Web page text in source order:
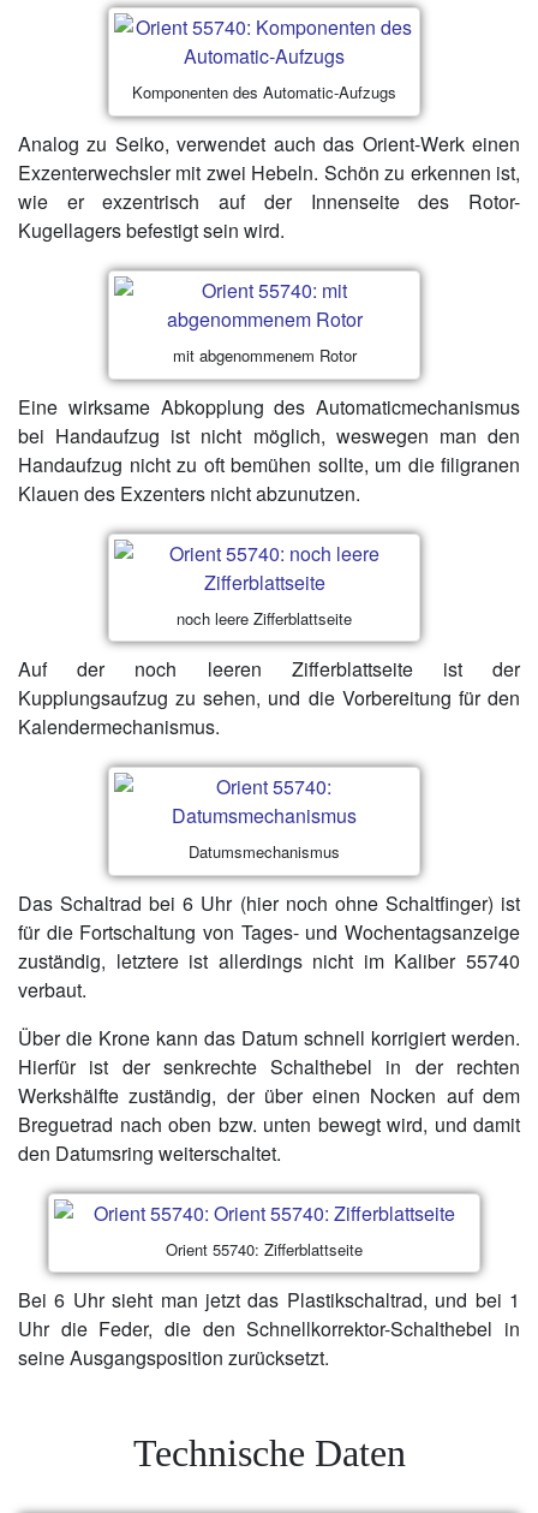
Komponenten des Automatic-Aufzugs
Analog zu Seiko, verwendet auch das Orient-Werk einen
Exzenterwechsler mit zwei Hebeln. Schön zu erkennen ist,
wie er exzentrisch auf der Innenseite des Rotor-
Kugellagers befestigt sein wird.
mit abgenommenem Rotor
Eine wirksame Abkopplung des Automaticmechanismus
bei Handaufzug ist nicht möglich, weswegen man den
Handaufzug nicht zu oft bemühen sollte, um die filigranen
Klauen des Exzenters nicht abzunutzen.
noch leere Zifferblattseite
Auf der noch leeren Zifferblattseite ist der
Kupplungsaufzug zu sehen, und die Vorbereitung für den
Kalendermechanismus.
Datumsmechanismus
Das Schaltrad bei 6 Uhr (hier noch ohne Schaltfinger) ist
für die Fortschaltung von Tages- und Wochentagsanzeige
zuständig, letztere ist allerdings nicht im Kaliber 55740
verbaut.
Über die Krone kann das Datum schnell korrigiert werden.
Hierfür ist der senkrechte Schalthebel in der rechten
Werkshälfte zuständig, der über einen Nocken auf dem
Breguetrad nach oben bzw. unten bewegt wird, und damit
den Datumsring weiterschaltet.
Orient 55740: Zifferblattseite
Bei 6 Uhr sieht man jetzt das Plastikschaltrad, und bei 1
Uhr die Feder, die den Schnellkorrektor-Schalthebel in
seine Ausgangsposition zurücksetzt.
Technische Daten